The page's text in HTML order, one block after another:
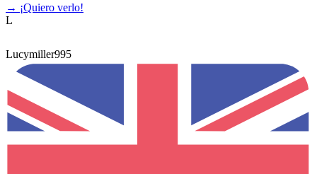
→ ¡Quiero verlo!
L
Lucymiller995